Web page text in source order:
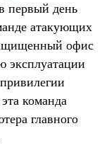
первый день
атакующих
офис
команда
главного